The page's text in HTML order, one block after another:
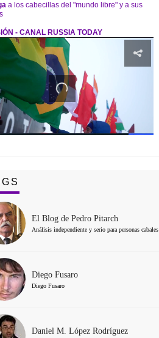
a los cabecillas del "mundo libre" y a sus
- CANAL RUSSIA TODAY
El Blog de Pedro Pitarch
Análisis independiente y serio para personas cabales
Diego Fusaro
Diego Fusaro
Daniel M. López Rodríguez